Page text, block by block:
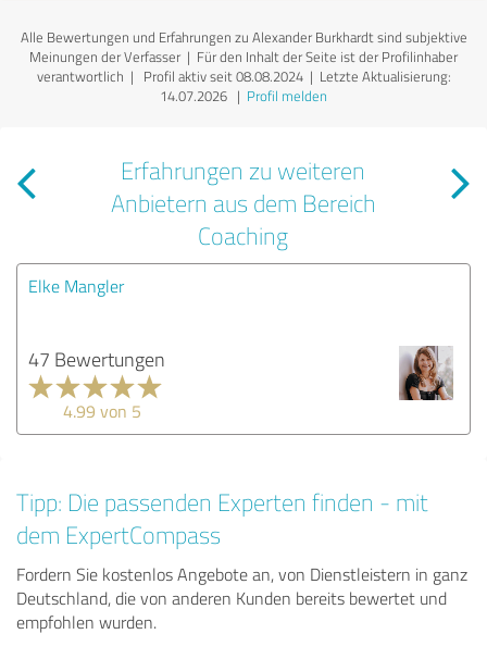
Alle Bewertungen und Erfahrungen zu Alexander Burkhardt sind subjektive
Meinungen der Verfasser | Für den Inhalt der Seite ist der Profilinhaber
verantwortlich | Profil aktiv seit 08.08.2024 | Letzte Aktualisierung:
14.07.2026 | Profil melden
Erfahrungen zu weiteren
Anbietern aus dem Bereich
Coaching
Elke Mangler
47 Bewertungen
4.99 von 5
Tipp: Die passenden Experten finden - mit
dem ExpertCompass
Fordern Sie kostenlos Angebote an, von Dienstleistern in ganz
Deutschland, die von anderen Kunden bereits bewertet und
empfohlen wurden.